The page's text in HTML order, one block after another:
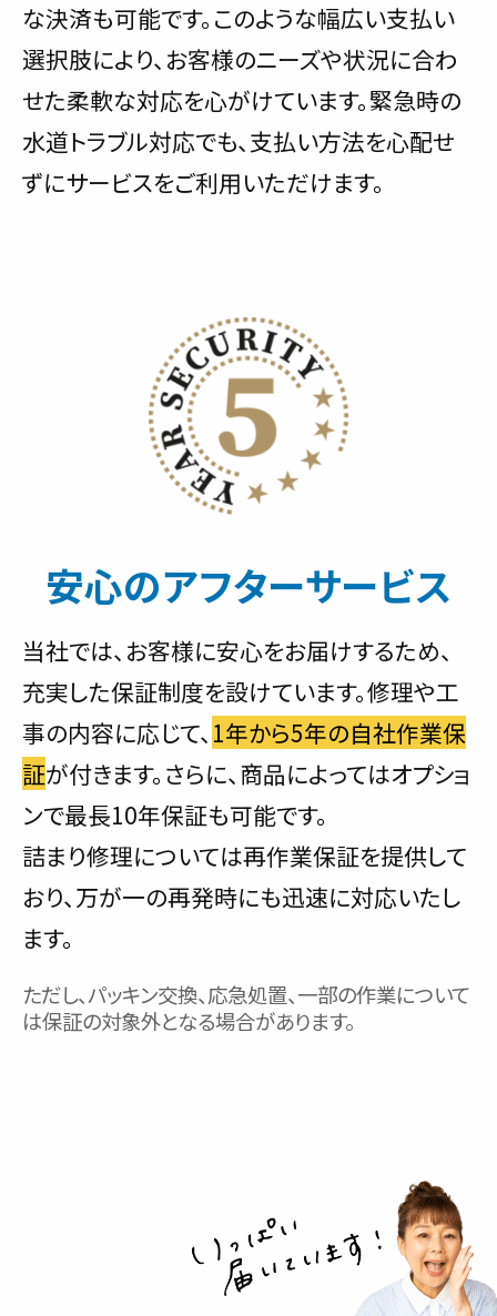
な決済も可能です。このような幅広い支払い
選択肢により、お客様のニーズや状況に合わ
せた柔軟な対応を心がけています。緊急時の
水道トラブル対応でも、支払い方法を心配せ
ずにサービスをご利用いただけます。
安心のアフターサービス
当社では、お客様に安心をお届けするため、
充実した保証制度を設けています。修理や工
事の内容に応じて、 1年から5年の自社作業保
証が付きます。さらに、商品によってはオプショ
ンで最長10年保証も可能です。
詰まり修理については再作業保証を提供して
おり、万が一の再発時にも迅速に対応いたし
ます。
ただし、パッキン交換、応急処置、一部の作業について
は保証の対象外となる場合があります。